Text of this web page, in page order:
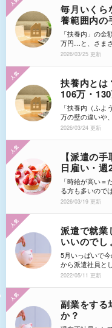
も一目でわかり
額は勤務先の給
毎月いくら
養範囲内の
夫婦の年
解説！
「扶養内」の金
万円…と、さま
合、自分は結局
度に詳しい『エ
「月収をいくら
新の議論に基づ
ゾーン」を突
「判定ガイド」
2026/03/25 更新
扶養内とは
106万・
｜読み方
保存版】家
くガイド
「扶養内（ふ
万の壁の違いや
で迷うポイント
「扶養内」に
味や読み方から
件の違いまで網
きたい方のた
らず共通のルー
入る場合」を想
2026/03/24 更新
【派遣の
日雇い・
保険・税
「時給が高い
る方も多いので
「実際、毎月い
「手取り（実際
す。 特に2024
とで、週の勤務
なっています。
日・週5日」と
レーションしま
を選ぶための損
2026/03/19 更新
派遣で就業
いいのでし
5月いっぱいで
から派遣社員と
ています。とこ
をしつつ失業保
他何か注意をす
2022/05/11 更新
副業をする
か？